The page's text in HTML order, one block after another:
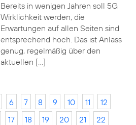
Bereits in wenigen Jahren soll 5G
Wirklichkeit werden, die
Erwartungen auf allen Seiten sind
entsprechend hoch. Das ist Anlass
genug, regelmäßig über den
aktuellen […]
6 7 8 9 10 11
12
17 18 19 20 21
22